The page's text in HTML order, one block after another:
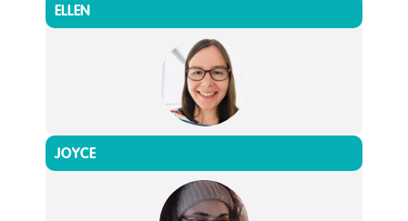
ELLEN
JOYCE